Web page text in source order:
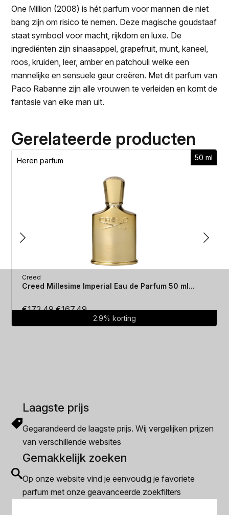
One Million (2008) is hét parfum voor mannen die niet
bang zijn om risico te nemen. Deze magische goudstaaf
staat symbool voor macht, rijkdom en luxe. De
ingrediënten zijn sinaasappel, grapefruit, munt, kaneel,
roos, kruiden, leer, amber en patchouli welke een
mannelijke en sensuele geur creëren. Met dit parfum van
Paco Rabanne zijn alle vrouwen te verleiden en komt de
fantasie van elke man uit.
Gerelateerde producten
50 ml
Heren parfum
Creed
Creed Millesime Imperial Eau de Parfum 50 ml...
€172.49Oorspronkelijke
€167.49Huidige
prijs
2.9% korting
Laagste prijs
Gegarandeerd de laagste prijs. Wij vergelijken prijzen
van verschillende websites
Gemakkelijk zoeken
Op onze website vind je eenvoudig je favoriete
parfum met onze geavanceerde zoekfilters